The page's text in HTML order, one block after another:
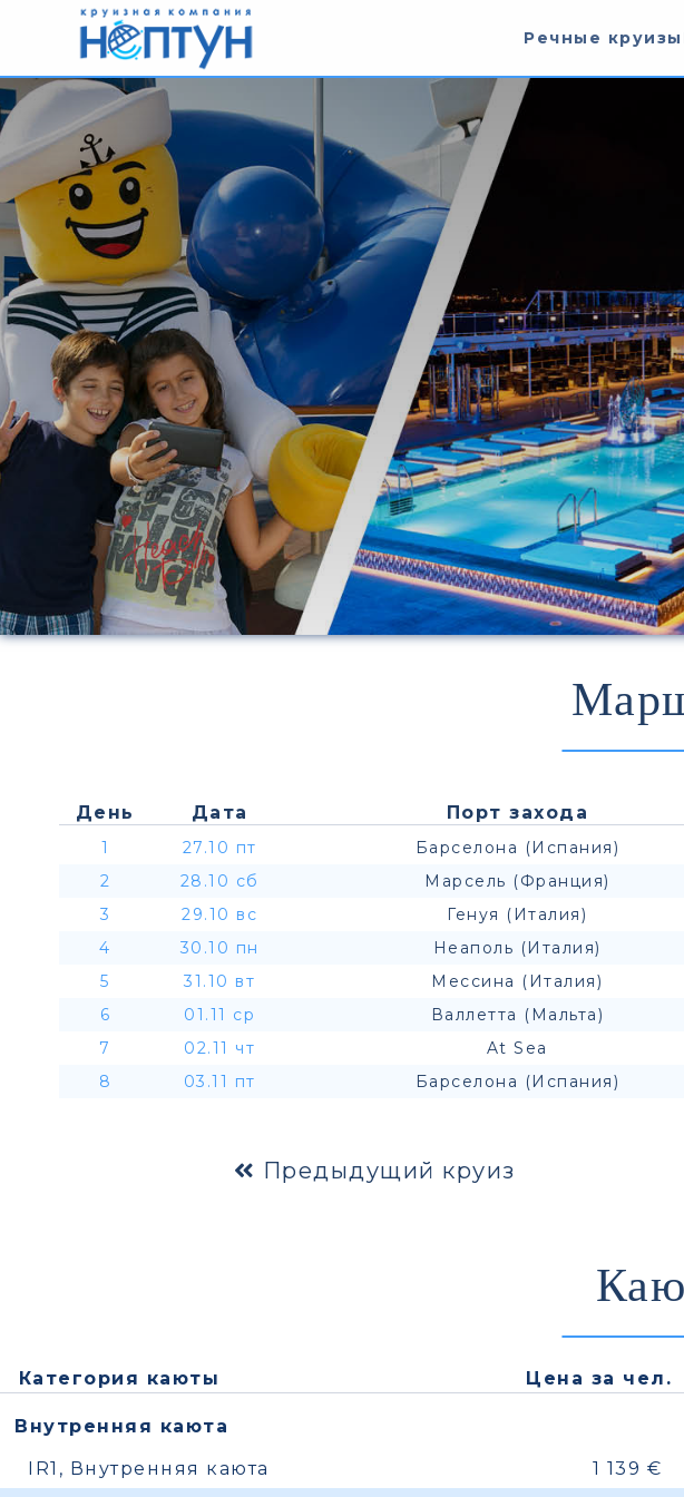
Речные круизы
День Дата Порт захода
1 27.10 пт Барселона (Испания)
2
28.10 сб Марсель (Франция)
3
29.10 вс Генуя (Италия)
4
30.10 пн Неаполь (Италия)
5
31.10 вт Мессина (Италия)
6
01.11 ср Валлетта (Мальта)
7
02.11 чт At Sea
8
03.11 пт Барселона (Испания)
Предыдущий круиз
Категория каюты Цена за чел.
Внутренняя каюта
IR1, Внутренняя каюта
1 139 €